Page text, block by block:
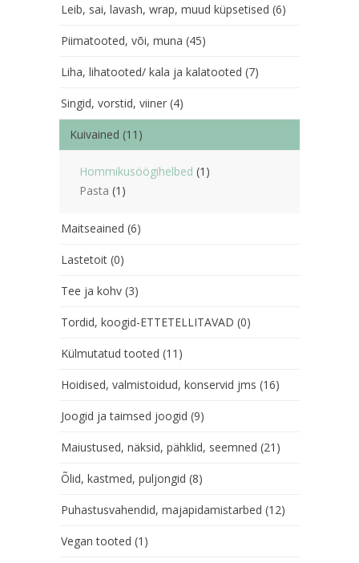
Leib, sai, lavash, wrap, muud küpsetised (6)
Piimatooted, või, muna (45)
Liha, lihatooted/ kala ja kalatooted (7)
Singid, vorstid, viiner (4)
Kuivained (11)
Hommikusöögihelbed (1)
Pasta (1)
Maitseained (6)
Lastetoit (0)
Tee ja kohv (3)
Tordid, koogid-ETTETELLITAVAD (0)
Külmutatud tooted (11)
Hoidised, valmistoidud, konservid jms (16)
Joogid ja taimsed joogid (9)
Maiustused, näksid, pähklid, seemned (21)
Õlid, kastmed, puljongid (8)
Puhastusvahendid, majapidamistarbed (12)
Vegan tooted (1)